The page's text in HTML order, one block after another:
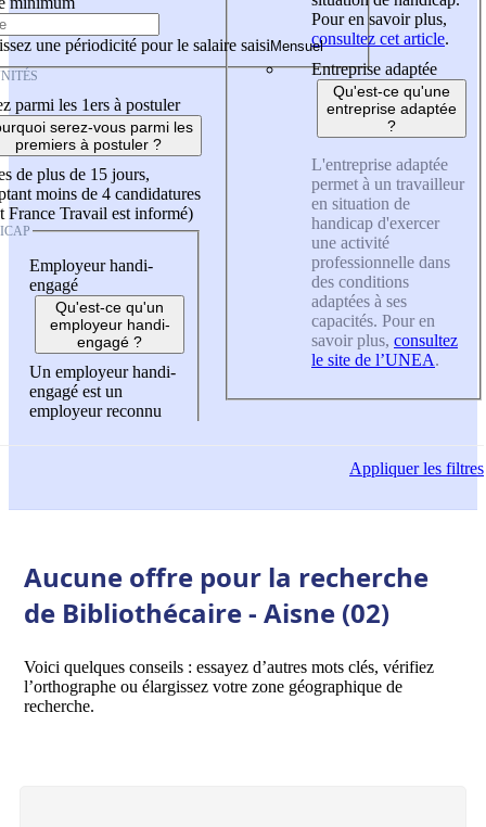
une périodicité pour le salaire saisi
parmi les 1ers à postuler
serez-vous parmi les
premiers à postuler ?
de plus de 15 jours,
moins de 4 candidatures
France Travail est informé)
Employeur handi-
engagé
Qu'est-ce qu'un
employeur handi-
engagé ?
Un employeur handi-
engagé est un
employeur reconnu
Pour en savoir plus,
consultez cet article.
Entreprise adaptée
Qu'est-ce qu'une
entreprise adaptée
?
L'entreprise adaptée
permet à un travailleur
en situation de
handicap d'exercer
une activité
professionnelle dans
des conditions
adaptées à ses
capacités. Pour en
savoir plus, consultez
le site de l’UNEA.
Appliquerles filtres
Aucune offre pour la recherche
de Bibliothécaire - Aisne (02)
Voici quelques conseils : essayez d’autres mots clés, vérifiez
l’orthographe ou élargissez votre zone géographique de
recherche.